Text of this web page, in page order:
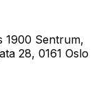
1900 Sentrum,
28, 0161 Oslo